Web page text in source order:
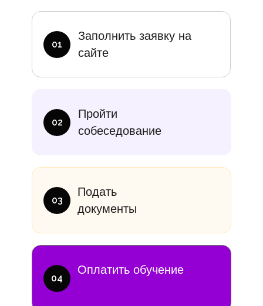
Оплатить обучение
Подать
документы
Пройти
собеседование
Заполнить заявку на
сайте
01
02
03
04
10 000₽